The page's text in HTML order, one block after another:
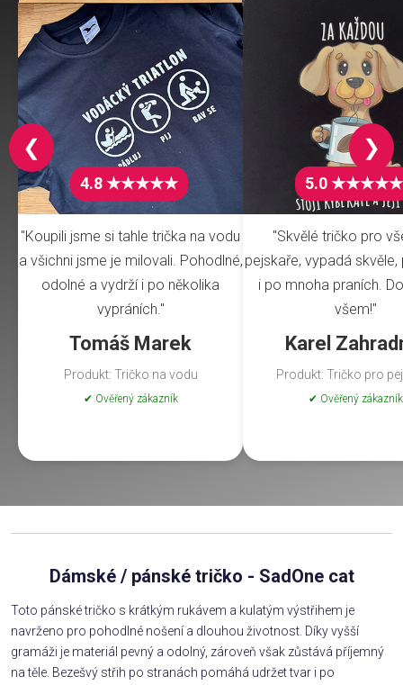
4.8 ★★★★★
"Koupili jsme si tahle trička na vodu
a všichni jsme je milovali. Pohodlné,
odolné a vydrží i po několika
vypráních."
Tomáš Marek
Produkt: Tričko na vodu
✔ Ověřený zákazník
5.0 ★★★★★
"Skvělé tričko pro
pejskaře, vypadá
i po mnoha praních.
všem!"
Karel
Produkt: Tričko pro
✔ Ověřený zákazník
❮ ❯
Dámské / pánské tričko - SadOne cat
Toto pánské tričko s krátkým rukávem a kulatým výstřihem je
navrženo pro pohodlné nošení a dlouhou životnost. Díky vyšší
gramáži je materiál pevný a odolný, zároveň však zůstává příjemný
na těle. Bezešvý střih po stranách pomáhá udržet tvar i po